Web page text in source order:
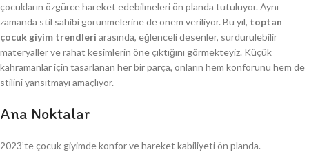
çocukların özgürce hareket edebilmeleri ön planda tutuluyor. Aynı
zamanda stil sahibi görünmelerine de önem veriliyor. Bu yıl, toptan
çocuk giyim trendleri arasında, eğlenceli desenler, sürdürülebilir
materyaller ve rahat kesimlerin öne çıktığını görmekteyiz. Küçük
kahramanlar için tasarlanan her bir parça, onların hem konforunu hem de
stilini yansıtmayı amaçlıyor.
Ana Noktalar
2023’te çocuk giyimde konfor ve hareket kabiliyeti ön planda.